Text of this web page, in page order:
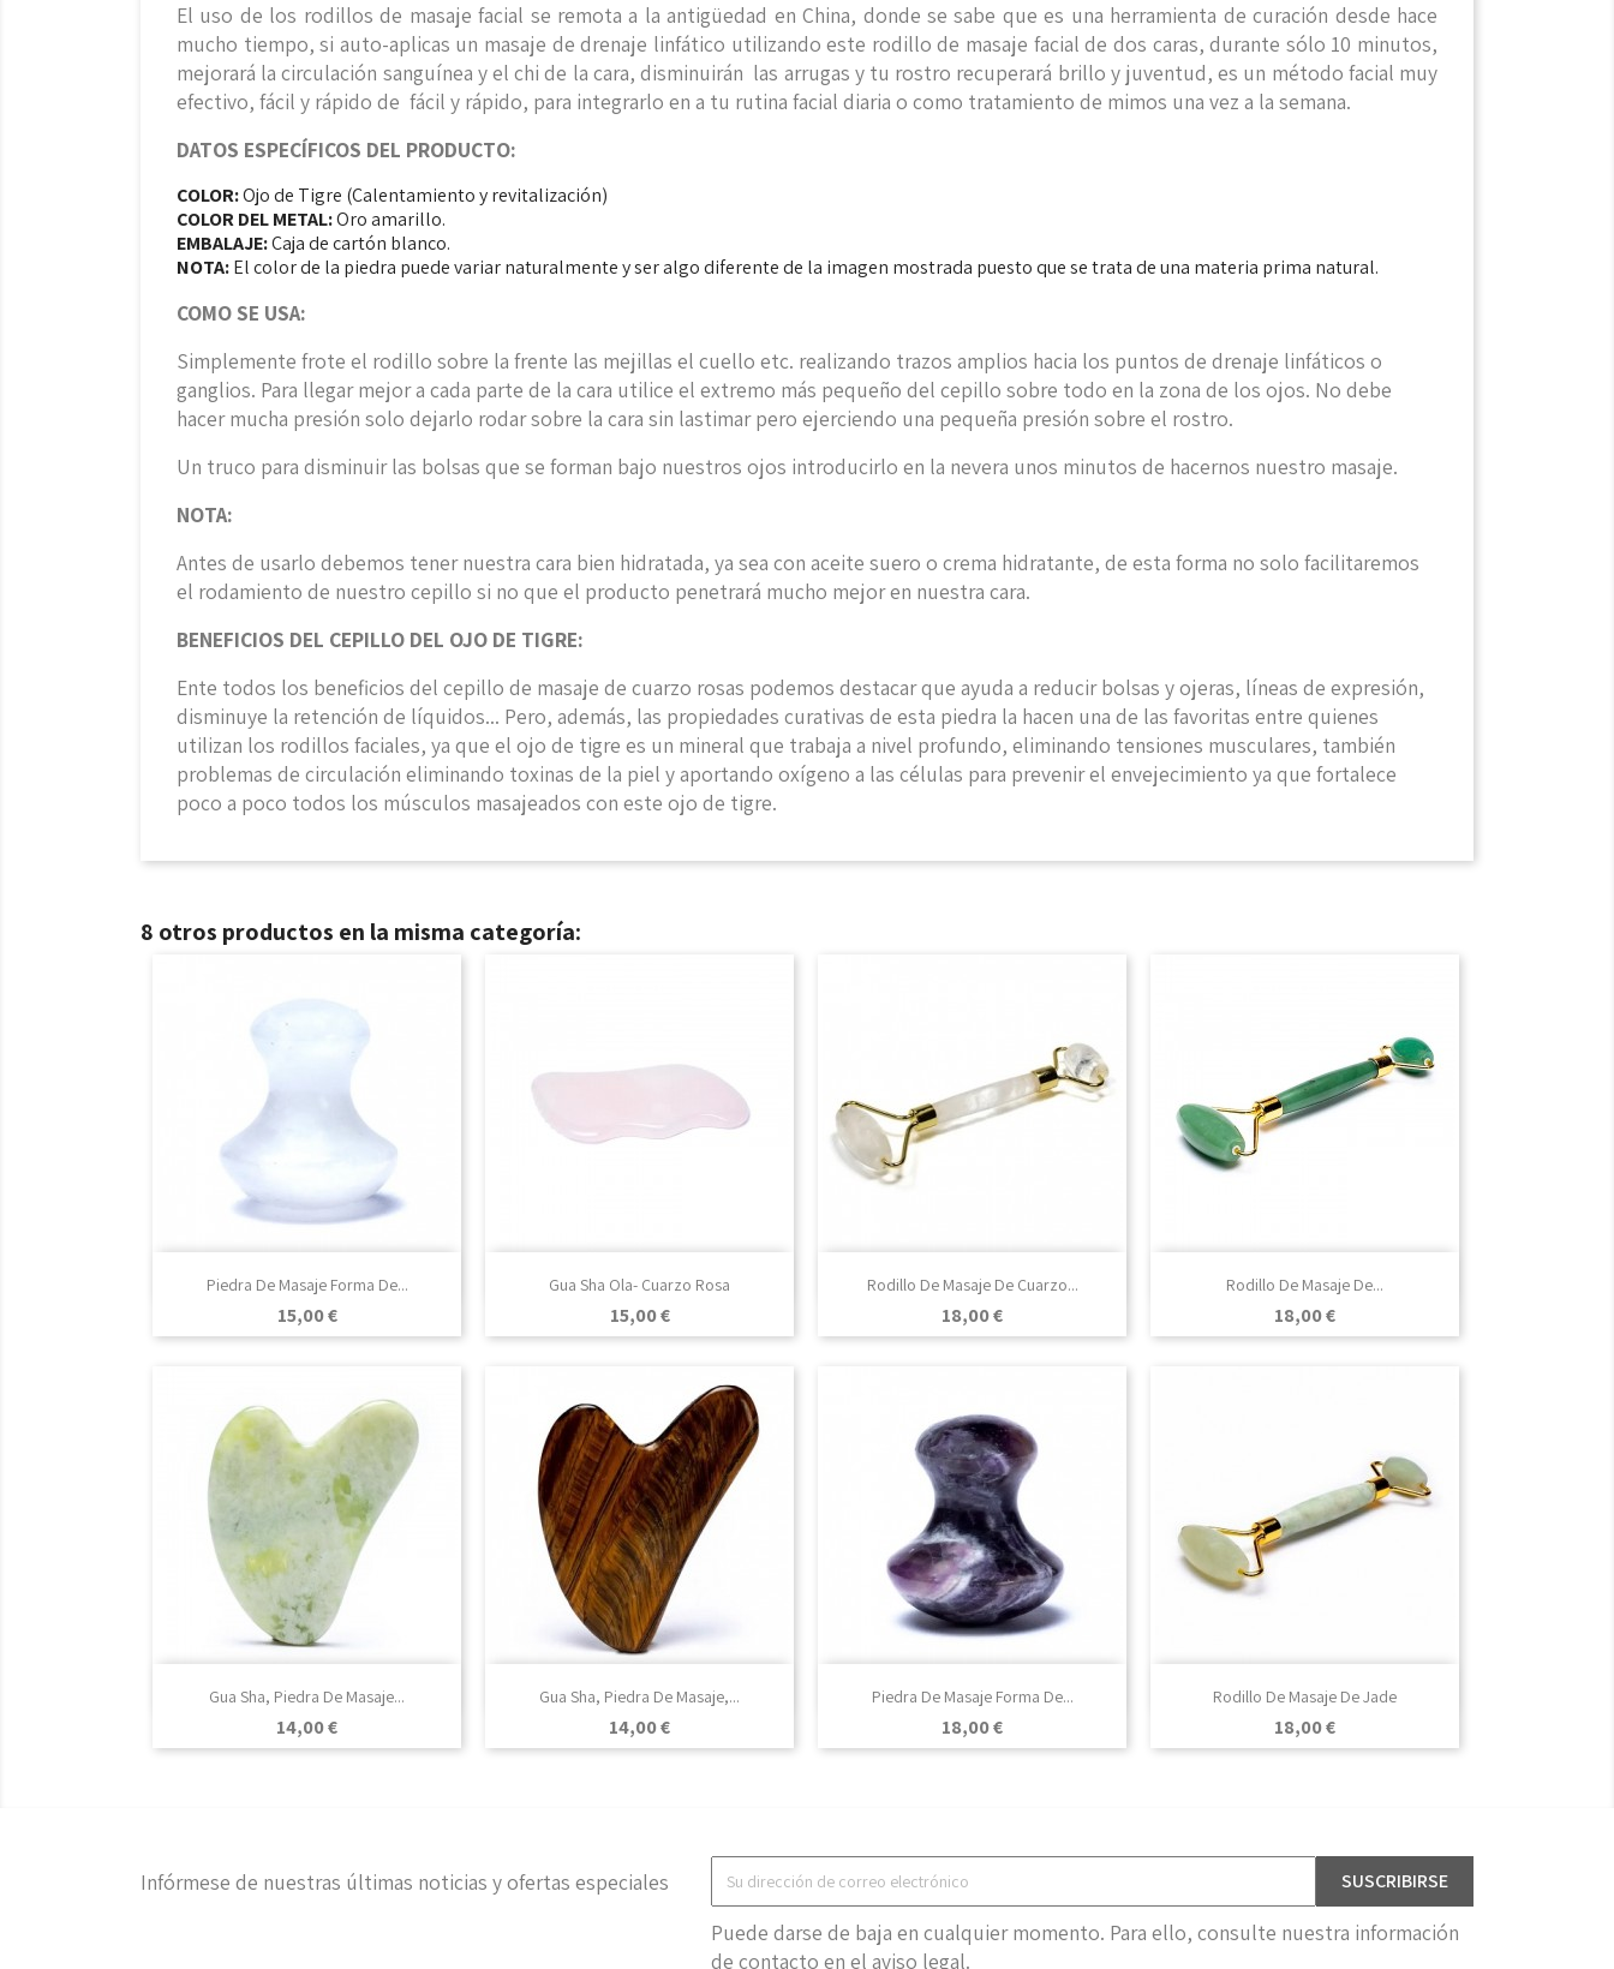
El uso de los rodillos de masaje facial se remota a la antigüedad en China, donde se sabe que es una herramienta de curación desde hace
mucho tiempo, si auto-aplicas un masaje de drenaje linfático utilizando este rodillo de masaje facial de dos caras, durante sólo 10 minutos,
mejorará la circulación sanguínea y el chi de la cara, disminuirán las arrugas y tu rostro recuperará brillo y juventud, es un método facial muy
efectivo, fácil y rápido de fácil y rápido, para integrarlo en a tu rutina facial diaria o como tratamiento de mimos una vez a la semana.
DATOS ESPECÍFICOS DEL PRODUCTO:
COLOR:Ojo de Tigre (Calentamiento y revitalización)
COLOR DEL METAL:Oro amarillo.
EMBALAJE:Caja de cartón blanco.
NOTA:El color de la piedra puede variar naturalmente y ser algo diferente de la imagen mostrada puesto que se trata de una materia prima natural.
COMO SE USA:
Simplemente frote el rodillo sobre la frente las mejillas el cuello etc. realizando trazos amplios hacia los puntos de drenaje linfáticos o
ganglios. Para llegar mejor a cada parte de la cara utilice el extremo más pequeño del cepillo sobre todo en la zona de los ojos. No debe
hacer mucha presión solo dejarlo rodar sobre la cara sin lastimar pero ejerciendo una pequeña presión sobre el rostro.
Un truco para disminuir las bolsas que se forman bajo nuestros ojos introducirlo en la nevera unos minutos de hacernos nuestro masaje.
NOTA:
Antes de usarlo debemos tener nuestra cara bien hidratada, ya sea con aceite suero o crema hidratante, de esta forma no solo facilitaremos
el rodamiento de nuestro cepillo si no que el producto penetrará mucho mejor en nuestra cara.
BENEFICIOS DEL CEPILLO DEL OJO DE TIGRE:
Ente todos los beneficios del cepillo de masaje de cuarzo rosas podemos destacar que ayuda a reducir bolsas y ojeras, líneas de expresión,
disminuye la retención de líquidos... Pero, además, las propiedades curativas de esta piedra la hacen una de las favoritas entre quienes
utilizan los rodillos faciales, ya que el ojo de tigre es un mineral que trabaja a nivel profundo, eliminando tensiones musculares, también
problemas de circulación eliminando toxinas de la piel y aportando oxígeno a las células para prevenir el envejecimiento ya que fortalece
poco a poco todos los músculos masajeados con este ojo de tigre.
8 otros productos en la misma categoría:
Piedra De Masaje Forma De...
Precio
15,00 €
Vista rápida Gua Sha Ola- Cuarzo Rosa
Precio
15,00 €
 Vista rápida Rodillo De Masaje De Cuarzo...
Precio
18,00 €
Vista rápida Rodillo De Masaje De...
Precio
18,00 €
Vista rápida
Gua Sha, Piedra De Masaje...
Precio
14,00 €
 Vista rápida Gua Sha, Piedra De Masaje,...
Precio
14,00 €
 Vista rápida Piedra De Masaje Forma De...
Precio
18,00 €
Vista rápida Rodillo De Masaje De Jade
Precio
18,00 €
Vista rápida
Infórmese de nuestras últimas noticias y ofertas especiales
Puede darse de baja en cualquier momento. Para ello, consulte nuestra información
de contacto en el aviso legal.